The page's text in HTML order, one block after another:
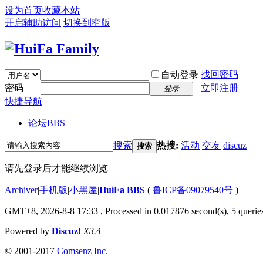
设为首页收藏本站
开启辅助访问 切换到窄版
自动登录 找回密码
密码
登录
立即注册
快捷导航
论坛BBS
搜索 搜索 热搜: 活动 交友 discuz
请先登录后才能继续浏览
Archiver|手机版|小黑屋|HuiFa BBS ( 鲁ICP备09079540号 )
GMT+8, 2026-8-8 17:33 , Processed in 0.017876 second(s), 5
Powered by Discuz! X3.4
© 2001-2017 Comsenz Inc.